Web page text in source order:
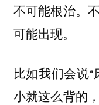
不可能根治。
可能出现。
比如我们会说
小就这么背的